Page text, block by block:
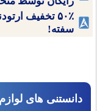
۵۰٪ تخفیف
سفته!
دانستنی های